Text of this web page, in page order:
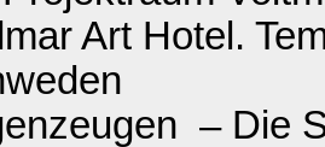
Art Hotel.
– Die